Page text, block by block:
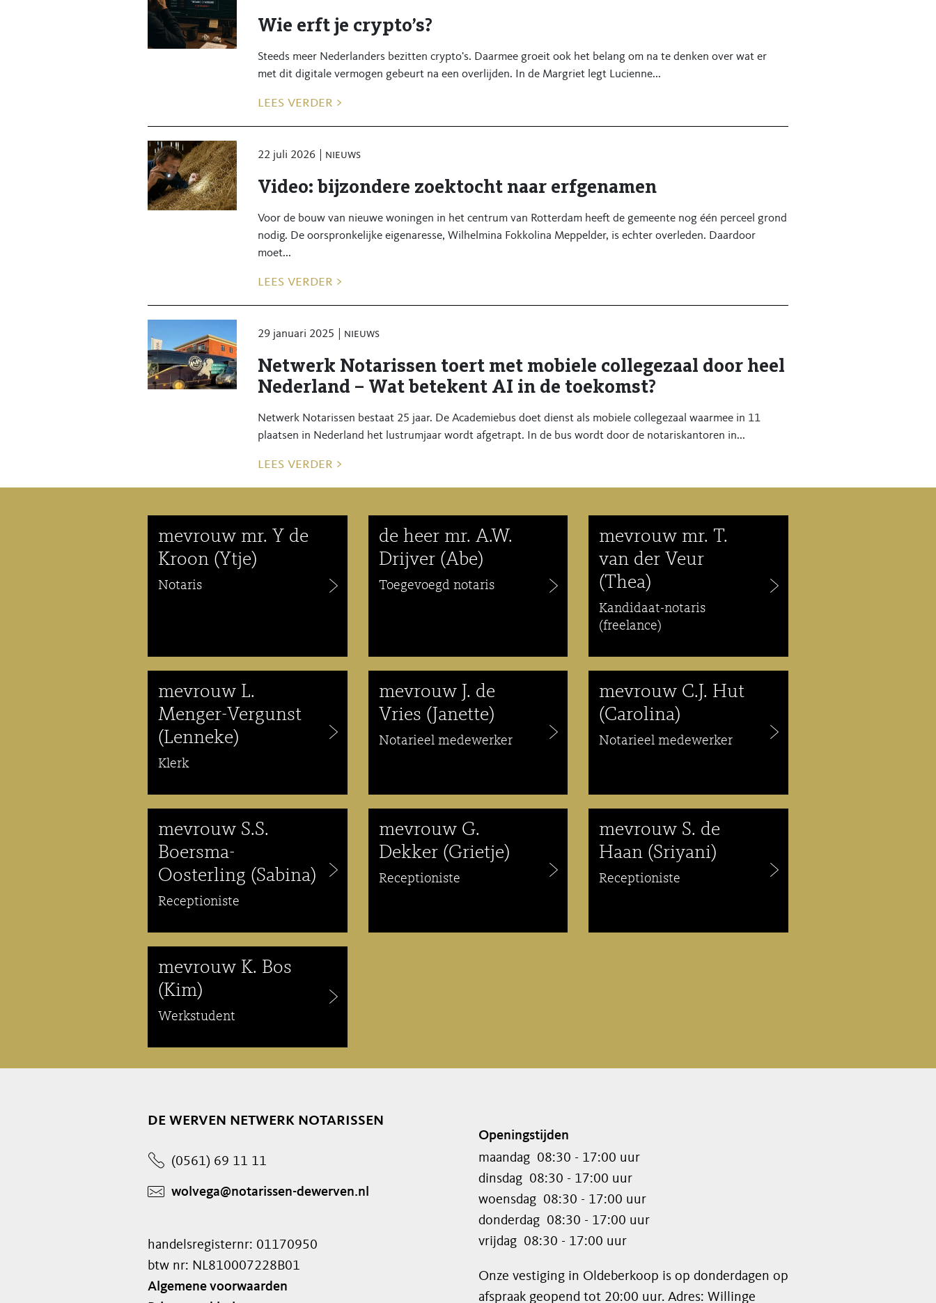
Wie erft je crypto’s?
Steeds meer Nederlanders bezitten crypto's. Daarmee groeit ook het belang om na te denken over wat er
met dit digitale vermogen gebeurt na een overlijden. In de Margriet legt Lucienne...
lees verder >
22 juli 2026 nieuws
Video: bijzondere zoektocht naar erfgenamen
Voor de bouw van nieuwe woningen in het centrum van Rotterdam heeft de gemeente nog één perceel grond
nodig. De oorspronkelijke eigenaresse, Wilhelmina Fokkolina Meppelder, is echter overleden. Daardoor
moet...
lees verder >
29 januari 2025 nieuws
Netwerk Notarissen toert met mobiele collegezaal door heel
Nederland – Wat betekent AI in de toekomst?
Netwerk Notarissen bestaat 25 jaar. De Academiebus doet dienst als mobiele collegezaal waarmee in 11
plaatsen in Nederland het lustrumjaar wordt afgetrapt. In de bus wordt door de notariskantoren in...
lees verder >
mevrouw mr. Y de
Kroon (Ytje)
Notaris
de heer mr. A.W.
Drijver (Abe)
Toegevoegd notaris
mevrouw mr. T.
van der Veur
(Thea)
Kandidaat-notaris
(freelance)
mevrouw L.
Menger-Vergunst
(Lenneke)
Klerk
mevrouw J. de
Vries (Janette)
Notarieel medewerker
mevrouw C.J. Hut
(Carolina)
Notarieel medewerker
mevrouw S.S.
Boersma-
Oosterling (Sabina)
Receptioniste
mevrouw G.
Dekker (Grietje)
Receptioniste
mevrouw S. de
Haan (Sriyani)
Receptioniste
mevrouw K. Bos
(Kim)
Werkstudent
de werven netwerk notarissen
(0561) 69 11 11
wolvega@notarissen-dewerven.nl
handelsregisternr: 01170950
btw nr: NL810007228B01
Algemene voorwaarden
Openingstijden
maandag 08:30 - 17:00 uur
dinsdag 08:30 - 17:00 uur
woensdag 08:30 - 17:00 uur
donderdag 08:30 - 17:00 uur
vrijdag 08:30 - 17:00 uur
Onze vestiging in Oldeberkoop is op donderdagen op
afspraak geopend tot 20:00 uur. Adres: Willinge